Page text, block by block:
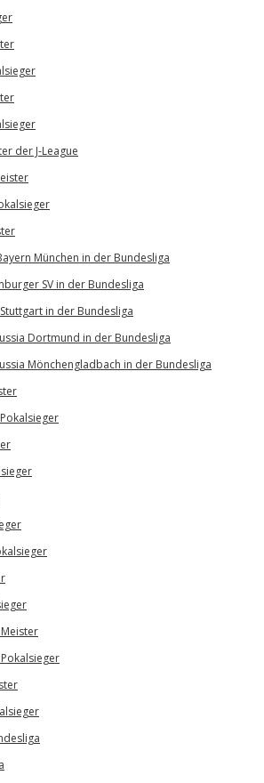
der J-League
München in der Bundesliga
SV in der Bundesliga
in der Bundesliga
Dortmund in der Bundesliga
Mönchengladbach in der Bundesliga